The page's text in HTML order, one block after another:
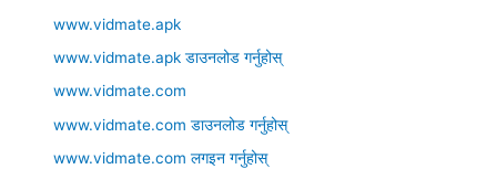
www.vidmate.apk
www.vidmate.apk डाउनलोड गर्नुहोस्
www.vidmate.com
www.vidmate.com डाउनलोड गर्नुहोस्
www.vidmate.com लगइन गर्नुहोस्